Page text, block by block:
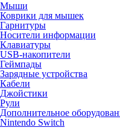
Мыши
Коврики для мышек
Гарнитуры
Носители информации
Клавиатуры
USB-накопители
Геймпады
Зарядные устройства
Кабели
Джойстики
Рули
Дополнительное
Nintendo Switch